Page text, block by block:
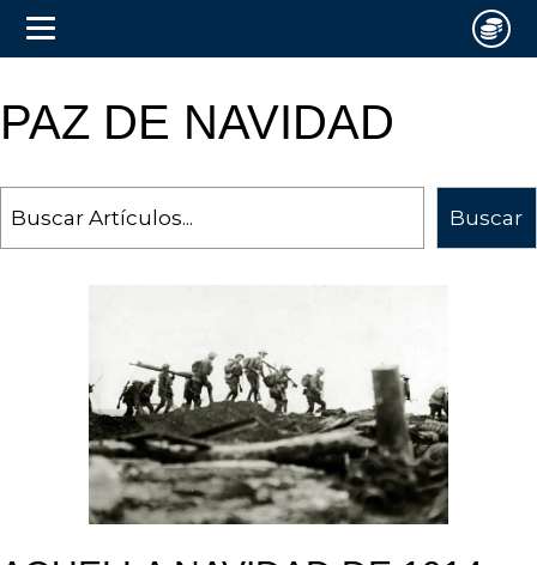
PAZ DE NAVIDAD
Buscar